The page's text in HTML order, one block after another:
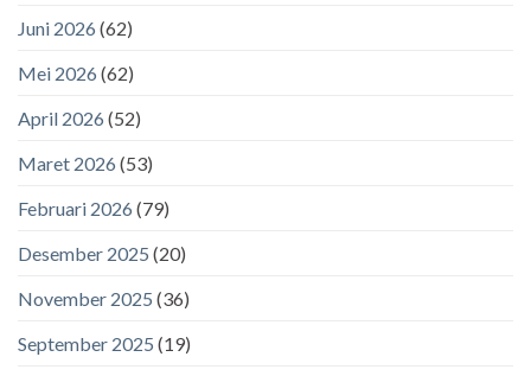
Juni 2026 (62)
Mei 2026 (62)
April 2026 (52)
Maret 2026 (53)
Februari 2026 (79)
Desember 2025 (20)
November 2025 (36)
September 2025 (19)